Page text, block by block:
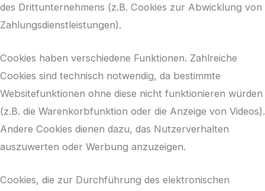
des Drittunternehmens (z.B. Cookies zur Abwicklung von
Zahlungsdienstleistungen).
Cookies haben verschiedene Funktionen. Zahlreiche
Cookies sind technisch notwendig, da bestimmte
Websitefunktionen ohne diese nicht funktionieren würden
(z.B. die Warenkorbfunktion oder die Anzeige von Videos).
Andere Cookies dienen dazu, das Nutzerverhalten
auszuwerten oder Werbung anzuzeigen.
Cookies, die zur Durchführung des elektronischen